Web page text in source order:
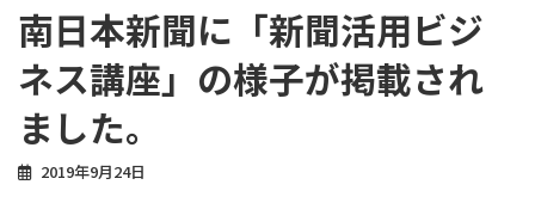
南日本新聞に「新聞活用ビジ
ネス講座」の様子が掲載され
ました。
2019年9月24日